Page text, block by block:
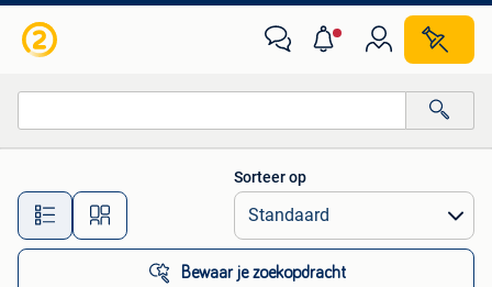
Alle afstanden…
Sorteer op
Bewaar je zoekopdracht